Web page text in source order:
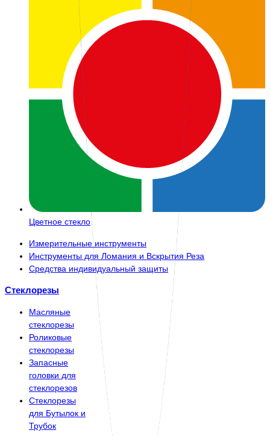
Цветное стекло
Измерительные инструменты
Инструменты для Ломания и Вскрытия Реза
Средства индивидуальный защиты
Стеклорезы
Масляные
стеклорезы
Роликовые
стеклорезы
Запасные
головки для
стеклорезов
Стеклорезы
для Бутылок и
Трубок